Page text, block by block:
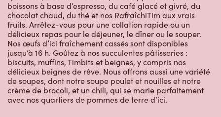
boissons à base d’espresso, du café glacé et givré, du
chocolat chaud, du thé et nos RafraîchiTim aux vrais
fruits. Arrêtez-vous pour une collation rapide ou un
délicieux repas pour le déjeuner, le dîner ou le souper.
Nos œufs d’ici fraîchement cassés sont disponibles
jusqu’à 16 h. Goûtez à nos succulentes pâtisseries :
biscuits, muffins, Timbits et beignes, y compris nos
délicieux beignes de rêve. Nous offrons aussi une variété
de soupes, dont notre soupe poulet et nouilles et notre
crème de brocoli, et un chili, qui se marie parfaitement
avec nos quartiers de pommes de terre d’ici.